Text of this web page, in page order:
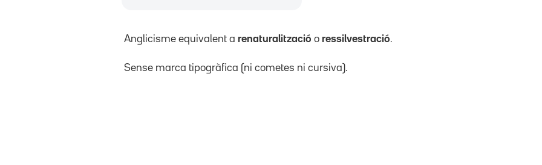
Anglicisme equivalent a renaturalització o ressilvestració.
Sense marca tipogràfica (ni cometes ni cursiva).